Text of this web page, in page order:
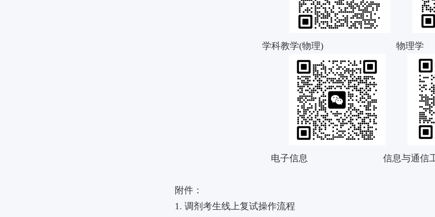
学科教学(物理) 物理学
电子信息 信息与通信
附件：
1. 调剂考生线上复试操作流程